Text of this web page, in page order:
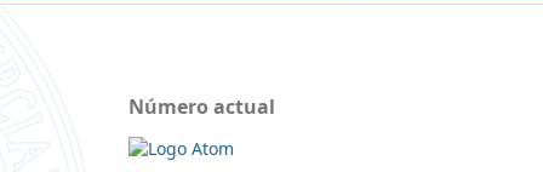
Número actual